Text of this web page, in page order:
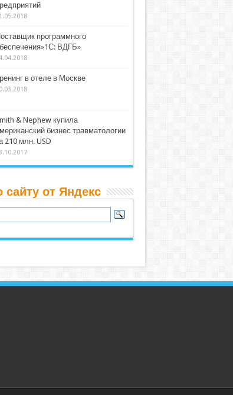
программного
ВДГБ»
в отеле в Москве
& Nephew купила
бизнес травматологии
210 млн. USD
сайту от Яндекс